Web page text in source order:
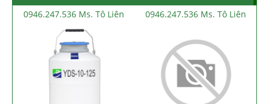
0946.247.536 Ms. Tô Liên 0946.247.536 Ms. Tô Liên